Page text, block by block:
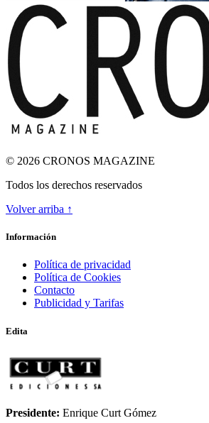
© 2026 CRONOS MAGAZINE
Todos los derechos reservados
Volver arriba ↑
Información
Política de privacidad
Política de Cookies
Contacto
Publicidad y Tarifas
Edita
Presidente: Enrique Curt Gómez